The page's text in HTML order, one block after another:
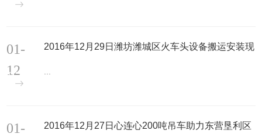
2016年12月29日潍坊潍城区火车头设备搬运安装现
...
01-
12
2016年12月27日心连心200吨吊车助力东营垦利区
01-